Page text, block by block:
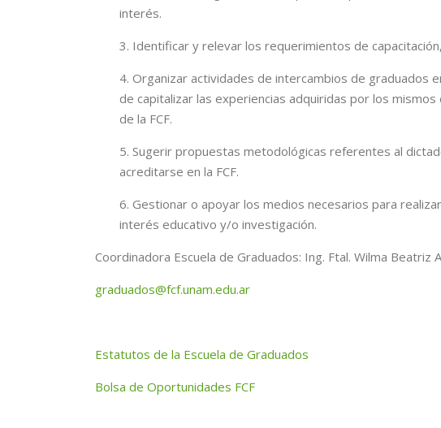
interés.
3. Identificar y relevar los requerimientos de
4. Organizar actividades de intercambios de graduados
de capitalizar las experiencias adquiridas por los
de la FCF.
5. Sugerir propuestas metodológicas referentes al
acreditarse en la FCF.
6. Gestionar o apoyar los medios necesarios para
interés educativo y/o investigación.
Coordinadora Escuela de Graduados: Ing. Ftal. Wilma Beatriz
graduados@fcf.unam.edu.ar
Estatutos de la Escuela de Graduados
Bolsa de Oportunidades FCF